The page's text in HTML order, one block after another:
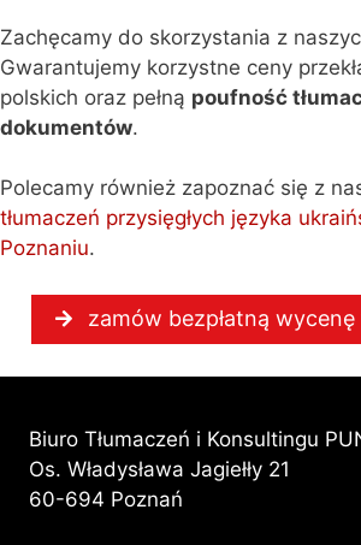
Zachęcamy do skorzystania z
Gwarantujemy korzystne ceny
polskich oraz pełną poufność
dokumentów.
Polecamy również zapoznać się z
tłumaczeń przysięgłych języka
Poznaniu.
zamów bezpłatną wycenę
Biuro Tłumaczeń i Konsultingu
Os. Władysława Jagiełły 21
60-694 Poznań